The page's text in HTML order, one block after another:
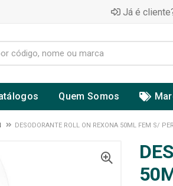
Já é
Quem Somos
DESODORANTE ROLL ON REXONA 50ML FEM S/